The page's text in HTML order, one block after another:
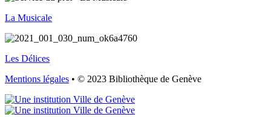
La Musicale
Les Délices
Mentions légales • © 2023 Bibliothèque de Genève